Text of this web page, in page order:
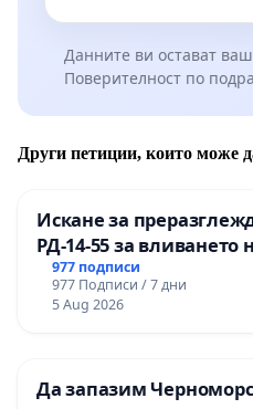
Данните ви остават
Поверителност по
Други петиции, които може
Искане за
РД-14-55 за
гимназия по
Професионалната
мениджмънт – гр.
977 подписи
977 Подписи / 7 дни
5 Aug 2026
Да запазим